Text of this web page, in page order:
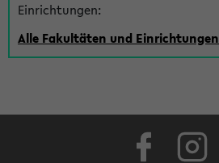
Einrichtungen:
Alle Fakultäten und Einrichtungen